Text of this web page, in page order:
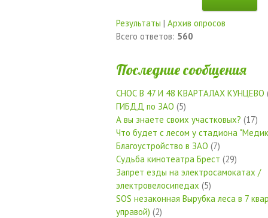
Результаты | Архив опросов
Всего ответов: 560
Последние сообщения
СНОС В 47 И 48 КВАРТАЛАХ КУНЦЕВО
ГИБДД по ЗАО (5)
А вы знаете своих участковых? (17)
Что будет с лесом у стадиона
Благоустройство в ЗАО (7)
Судьба кинотеатра Брест (29)
Запрет езды на электросамокатах /
электровелосипедах (5)
SOS незаконная Вырубка леса в 7
управой) (2)